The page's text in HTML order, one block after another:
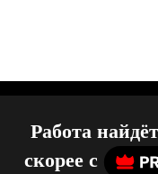
Работа
скорее c